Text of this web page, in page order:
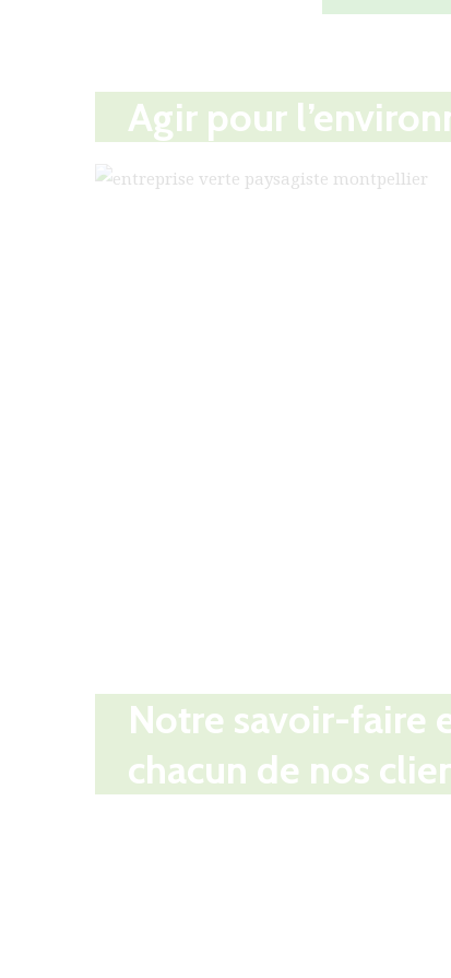
Agir pour
Notre savoir-faire
chacun de nos